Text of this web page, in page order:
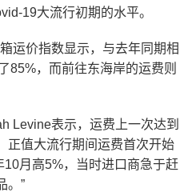
19大流行初期的水平。
价指数显示，与去年同期相
85%，而前往东海岸的运费则
表示，运费上一次达到
正值大流行期间运费首次开始
10月高5%，当时进口商急于赶
。”